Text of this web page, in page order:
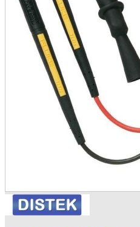
•
•